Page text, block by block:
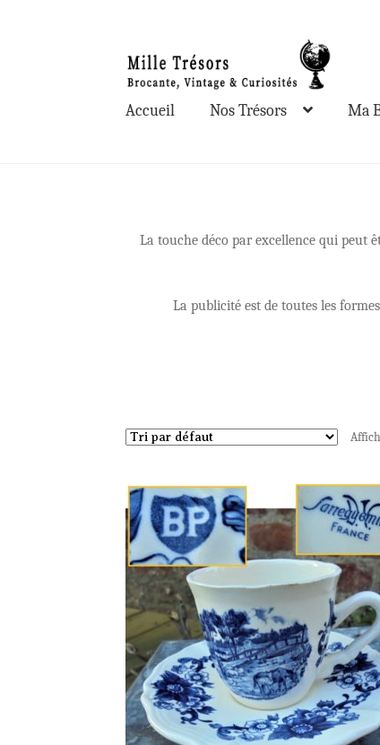
à
la
navigation
au
contenu
Accueil Nos Trésors Ma
La touche déco par excellence qui peut
La publicité est de toutes les